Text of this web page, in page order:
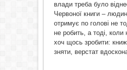
влади треба було
Червоної книги –
отримує по голові не
не робить, а тоді, коли
хоч щось зробити:
зняти, верстат